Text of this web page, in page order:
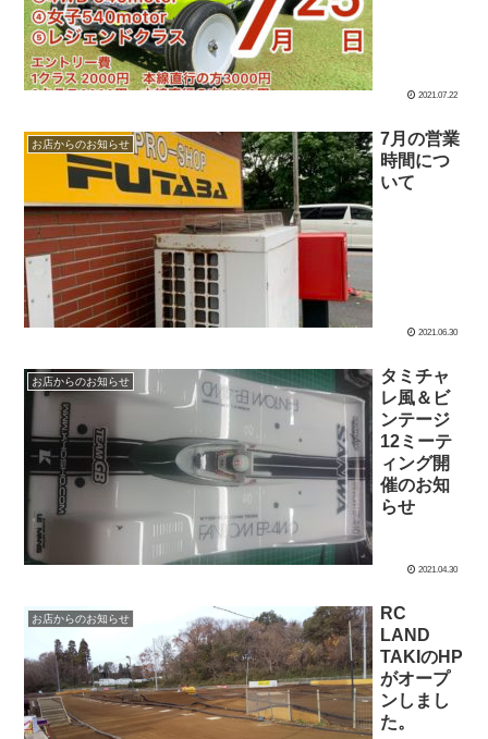
2021.07.22
お店からのお知らせ
7月の営業
時間につ
いて
2021.06.30
お店からのお知らせ
タミチャ
レ風＆ビ
ンテージ
12ミーテ
ィング開
催のお知
らせ
2021.04.30
お店からのお知らせ
RC
LAND
TAKIのHP
がオープ
ンしまし
た。